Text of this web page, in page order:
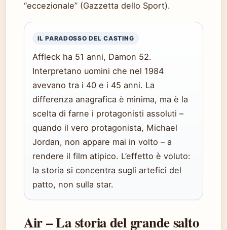
“eccezionale” (Gazzetta dello Sport).
IL PARADOSSO DEL CASTING
Affleck ha 51 anni, Damon 52.
Interpretano uomini che nel 1984
avevano tra i 40 e i 45 anni. La
differenza anagrafica è minima, ma è la
scelta di farne i protagonisti assoluti –
quando il vero protagonista, Michael
Jordan, non appare mai in volto – a
rendere il film atipico. L’effetto è voluto:
la storia si concentra sugli artefici del
patto, non sulla star.
Air – La storia del grande salto